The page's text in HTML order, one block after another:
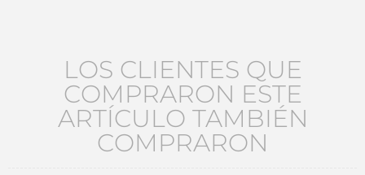
LOS CLIENTES QUE
COMPRARON ESTE
ARTÍCULO TAMBIÉN
COMPRARON